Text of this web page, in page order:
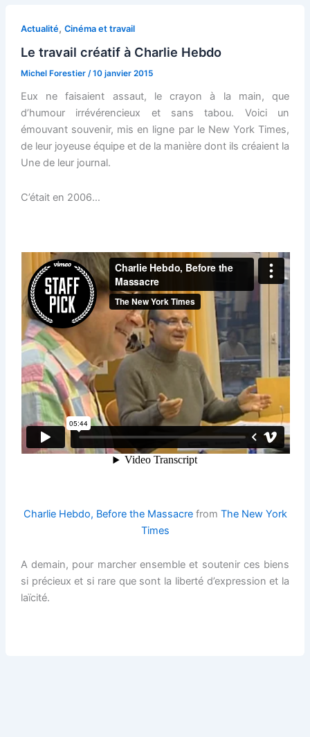
Actualité, Cinéma et travail
Le travail créatif à Charlie Hebdo
Michel Forestier /10 janvier 2015
Eux ne faisaient assaut, le crayon à la main, que
d’humour irrévérencieux et sans tabou. Voici un
émouvant souvenir, mis en ligne par le New York Times,
de leur joyeuse équipe et de la manière dont ils créaient la
Une de leur journal.
C’était en 2006…
Charlie Hebdo, Before the Massacrefrom The New York
Times
A demain, pour marcher ensemble et soutenir ces biens
si précieux et si rare que sont la liberté d’expression et la
laïcité.